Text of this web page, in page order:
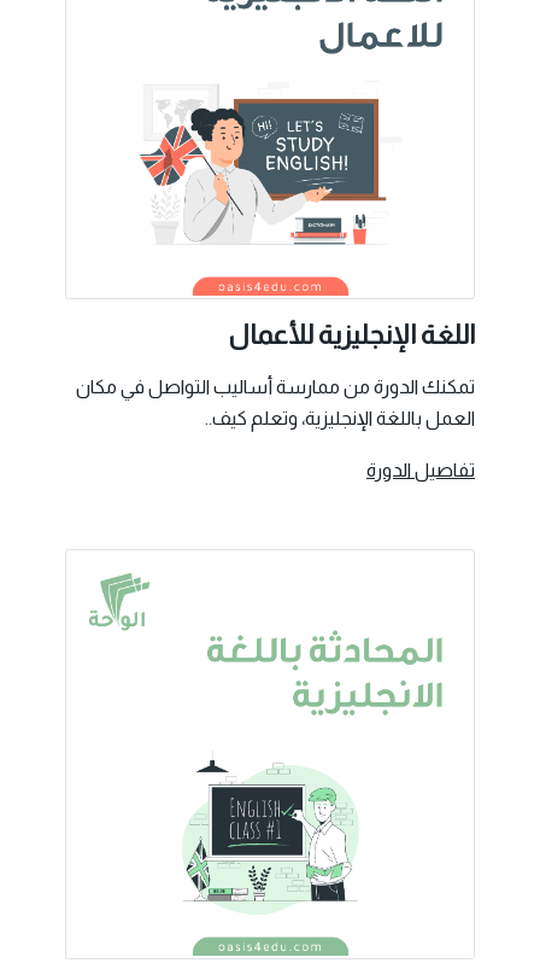
اللغة الإنجليزية للأعمال
تمكنك الدورة من ممارسة أساليب التواصل في مكان
العمل باللغة الإنجليزية، وتعلم كيف..
تفاصيل الدورة